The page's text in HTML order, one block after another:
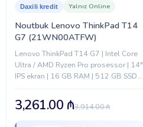
Noutbuk Lenovo ThinkPad T14
G7 (21WN00ATFW)
Daxili kredit Yalnız Online
Lenovo ThinkPad T14 G7 | Intel Core
Ultra / AMD Ryzen Pro prosessor | 14″
IPS ekran | 16 GB RAM | 512 GB SSD |
3,914.00₼
3,261.00 ₼